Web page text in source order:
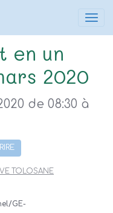
en un
2020
de 08:30 à
TOLOSANE
GE-